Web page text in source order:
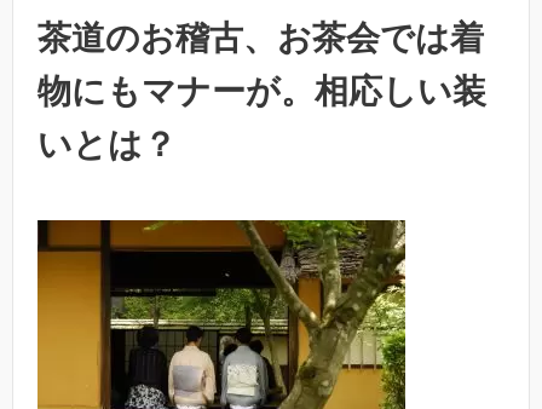
茶道のお稽古、お茶会では着
物にもマナーが。相応しい装
いとは？